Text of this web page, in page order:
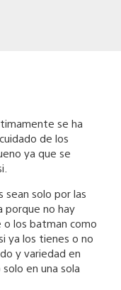
se ha
de los
ya que se
solo por las
porque no hay
los batman como
ya los tienes o no
y variedad en
en una sola